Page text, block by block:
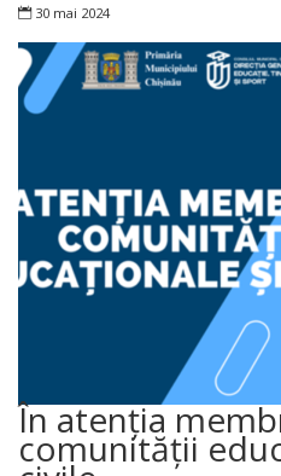
30 mai 2024
În atenția
comunității